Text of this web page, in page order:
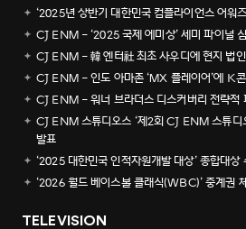
‘2025년 상반기 대한민국 컴플라이언스 어워
CJ ENM - ‘2025 국제 에미상’ 세미 파이널
CJ ENM - 韓 엔터社 최초 사우디에 현지 법
CJ ENM - 인도 아마존 ‘MX 플레이어’에 K
CJ ENM - 워너 브라더스 디스커버리 전략적
CJ ENM 스튜디오스 ‘제2회 CJ ENM 스튜디
발표
‘2025 대한민국 인적자원개발 대상’ 종합대상
‘2026 월드 베이스볼 클래식(WBC)’ 중계권
TELEVISION